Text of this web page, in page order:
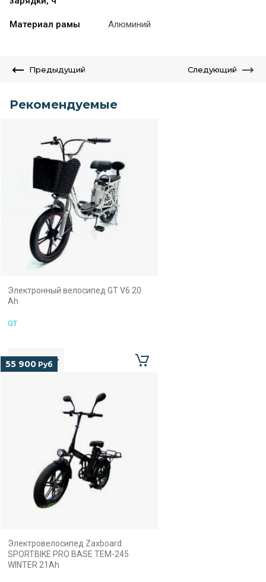
Материал рамы Алюминий
Предыдущий Следующий
Рекомендуемые
Электронный велосипед GT V6 20
Ah
GT
55 900 Руб
Электровелосипед Zaxboard
SPORTBIKE PRO BASE TEM-245
WINTER 21Ah